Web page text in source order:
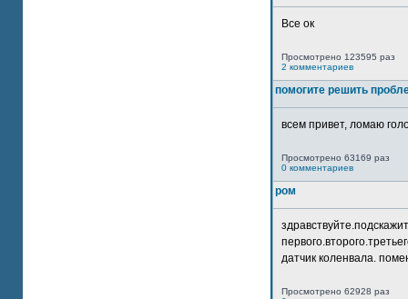
Все ок
Просмотрено 123595 раз
2 комментариев
помогите решить
всем привет, ломаю
Просмотрено 63169 раз
0 комментариев
ром
датчик коленвала.
Просмотрено 62928 раз